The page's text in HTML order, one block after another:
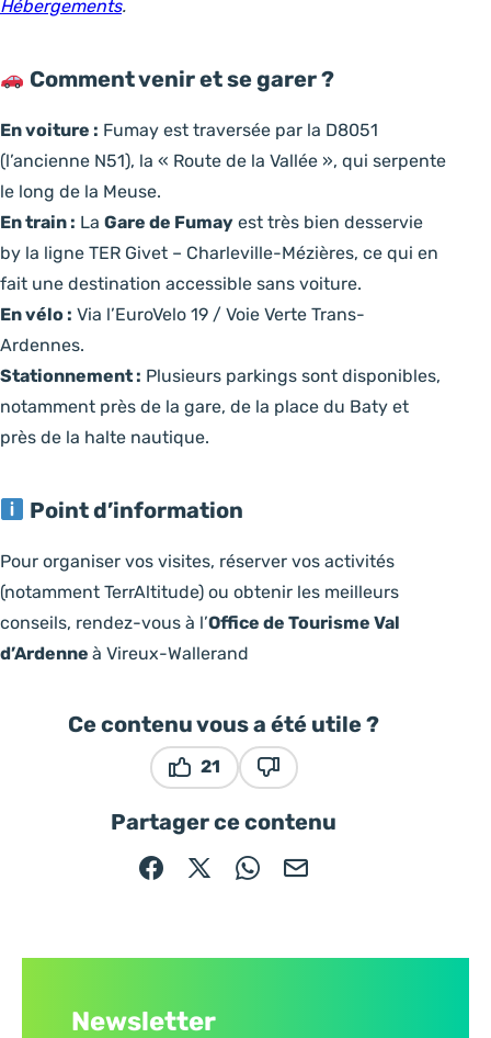
Hébergements.
Comment venir et se garer ?
En voiture : Fumay est traversée par la D8051
(l’ancienne N51), la « Route de la Vallée », qui serpente
le long de la Meuse.
En train : La Gare de Fumay est très bien desservie
by la ligne TER Givet – Charleville-Mézières, ce qui en
fait une destination accessible sans voiture.
En vélo : Via l’EuroVelo 19 / Voie Verte Trans-
Ardennes.
Stationnement : Plusieurs parkings sont disponibles,
notamment près de la gare, de la place du Baty et
près de la halte nautique.
Point d’information
Pour organiser vos visites, réserver vos activités
(notamment TerrAltitude) ou obtenir les meilleurs
conseils, rendez-vous à l’Office de Tourisme Val
d’Ardenne à Vireux-Wallerand
Ce contenu vous a été utile ?
21
Partager ce contenu
Partager sur Facebook (nouvelle fenêtre)
Partager sur X / Twitter (nouvelle
Partager sur WhatsApp
Partager par mail
Newsletter